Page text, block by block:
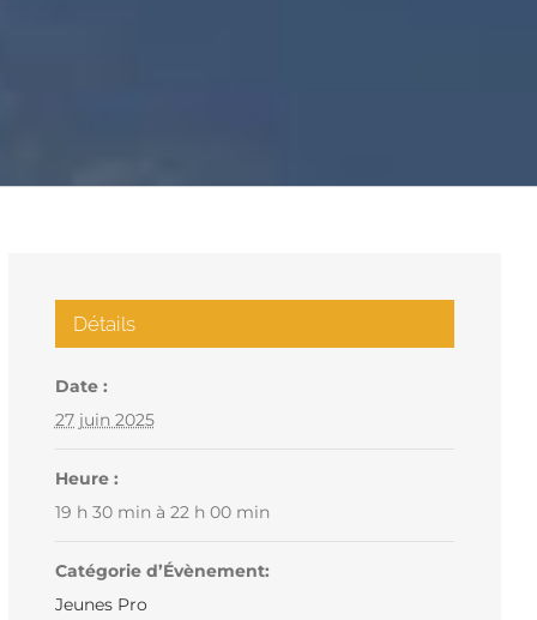
Détails
Date :
27 juin 2025
Heure :
19 h 30 min à 22 h 00 min
Catégorie d’Évènement:
Jeunes Pro